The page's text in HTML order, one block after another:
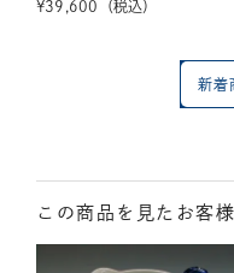
¥39,600 （税込）
新着
この商品を見たお客